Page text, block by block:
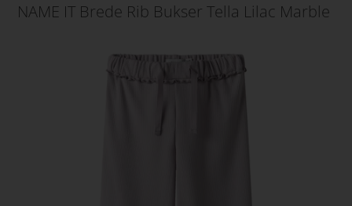
NAME IT Brede Rib Bukser Tella Lilac Marble